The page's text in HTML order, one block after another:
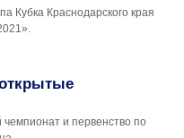
Кубка Краснодарского края
и первенство по